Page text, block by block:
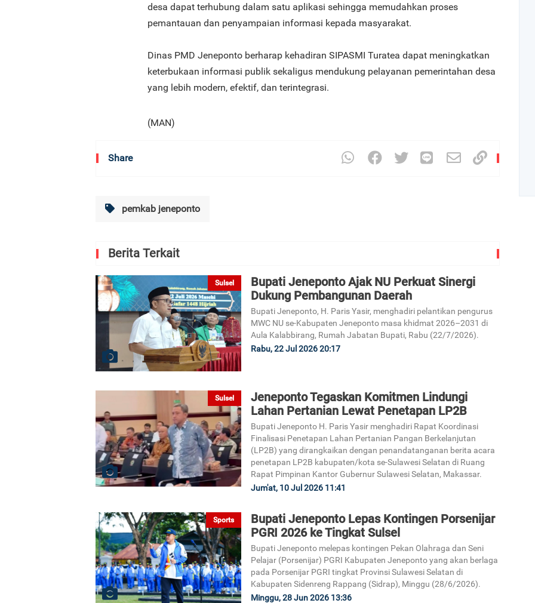
desa dapat terhubung dalam satu aplikasi sehingga memudahkan proses
pemantauan dan penyampaian informasi kepada masyarakat.
Dinas PMD Jeneponto berharap kehadiran SIPASMI Turatea dapat meningkatkan
keterbukaan informasi publik sekaligus mendukung pelayanan pemerintahan desa
yang lebih modern, efektif, dan terintegrasi.
(MAN)
Share
pemkab jeneponto
Berita Terkait
Sulsel
Bupati Jeneponto Ajak NU Perkuat Sinergi
Dukung Pembangunan Daerah
Bupati Jeneponto, H. Paris Yasir, menghadiri pelantikan pengurus
MWC NU se-Kabupaten Jeneponto masa khidmat 2026–2031 di
Aula Kalabbirang, Rumah Jabatan Bupati, Rabu (22/7/2026).
Rabu, 22 Jul 2026 20:17
Sulsel
Jeneponto Tegaskan Komitmen Lindungi
Lahan Pertanian Lewat Penetapan LP2B
Bupati Jeneponto H. Paris Yasir menghadiri Rapat Koordinasi
Finalisasi Penetapan Lahan Pertanian Pangan Berkelanjutan
(LP2B) yang dirangkaikan dengan penandatanganan berita acara
penetapan LP2B kabupaten/kota se-Sulawesi Selatan di Ruang
Rapat Pimpinan Kantor Gubernur Sulawesi Selatan, Makassar.
Jum'at, 10 Jul 2026 11:41
Sports
Bupati Jeneponto Lepas Kontingen Porsenijar
PGRI 2026 ke Tingkat Sulsel
Bupati Jeneponto melepas kontingen Pekan Olahraga dan Seni
Pelajar (Porsenijar) PGRI Kabupaten Jeneponto yang akan berlaga
pada Porsenijar PGRI tingkat Provinsi Sulawesi Selatan di
Kabupaten Sidenreng Rappang (Sidrap), Minggu (28/6/2026).
Minggu, 28 Jun 2026 13:36